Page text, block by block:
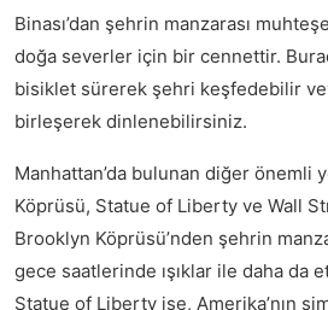
Binası’dan şehrin manzarası
doğa severler için bir cennettir.
bisiklet sürerek şehri keşfedebilir
birleşerek dinlenebilirsiniz.
Manhattan’da bulunan diğer önemli
Köprüsü, Statue of Liberty ve Wall
Brooklyn Köprüsü’nden şehrin
gece saatlerinde ışıklar ile daha da
Statue of Liberty ise, Amerika’nın